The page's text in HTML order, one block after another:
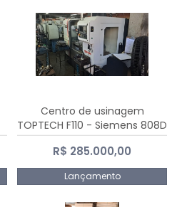
Centro de usinagem
TOPTECH F110 - Siemens 808D
Advanced
R$ 285.000,00
Lançamento